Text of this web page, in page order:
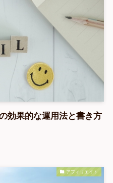
効果的な運用法と書き方
アフィリエイト